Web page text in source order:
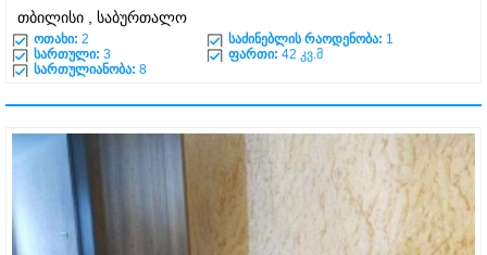
თბილისი , საბურთალო
ოთახი: 2 საძინებლის რაოდენობა: 1
სართული: 3 ფართი: 42 კვ.მ
სართულიანობა: 8